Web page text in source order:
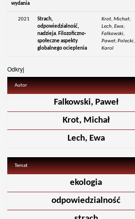
wydania
2021
Strach,
odpowiedzialność,
nadzieja. Filozoficzno-
społeczne aspekty
globalnego ocieplenia
Krot, Michał;
Lech, Ewa;
Falkowski,
Paweł; Polecki,
Karol
Odkryj
Autor
Falkowski, Paweł
Krot, Michał
Lech, Ewa
Temat
ekologia
odpowiedzialność